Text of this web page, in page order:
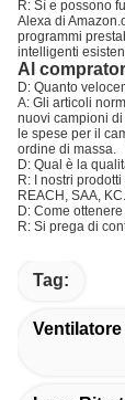
R: Sì e possono
Alexa di
programmi
intelligenti
Al
D: Quanto
A: Gli articoli
nuovi campioni
le spese per il
ordine di massa.
D: Qual è la
R: I nostri
REACH, SAA,
D: Come
R: Si prega di
Tag: